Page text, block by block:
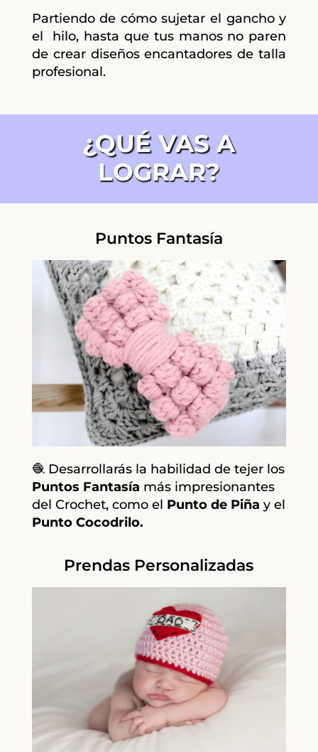
Partiendo de cómo sujetar el gancho y
el hilo, hasta que tus manos no paren
de crear diseños encantadores de talla
profesional.
¿QUÉ VAS A
LOGRAR?
Puntos Fantasía
🧶 Desarrollarás la habilidad de tejer los
Puntos Fantasía más impresionantes
del Crochet, como el Punto de Piña y el
Punto Cocodrilo.
Prendas Personalizadas